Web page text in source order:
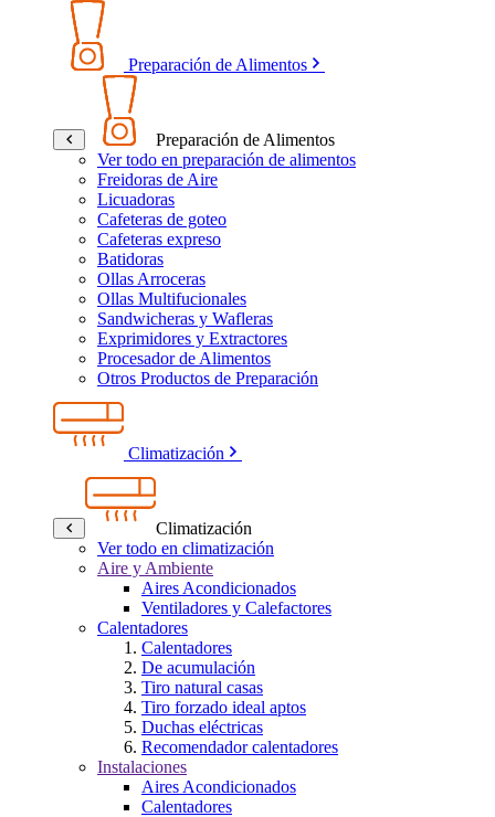
Preparación de Alimentos
Preparación de Alimentos
Ver todo en preparación de alimentos
Freidoras de Aire
Licuadoras
Cafeteras de goteo
Cafeteras expreso
Batidoras
Ollas Arroceras
Ollas Multifucionales
Sandwicheras y Wafleras
Exprimidores y Extractores
Procesador de Alimentos
Otros Productos de Preparación
Climatización
Climatización
Ver todo en climatización
Aire y Ambiente
Aires Acondicionados
Ventiladores y Calefactores
Calentadores
Calentadores
De acumulación
Tiro natural casas
Tiro forzado ideal aptos
Duchas eléctricas
Recomendador calentadores
Instalaciones
Aires Acondicionados
Calentadores